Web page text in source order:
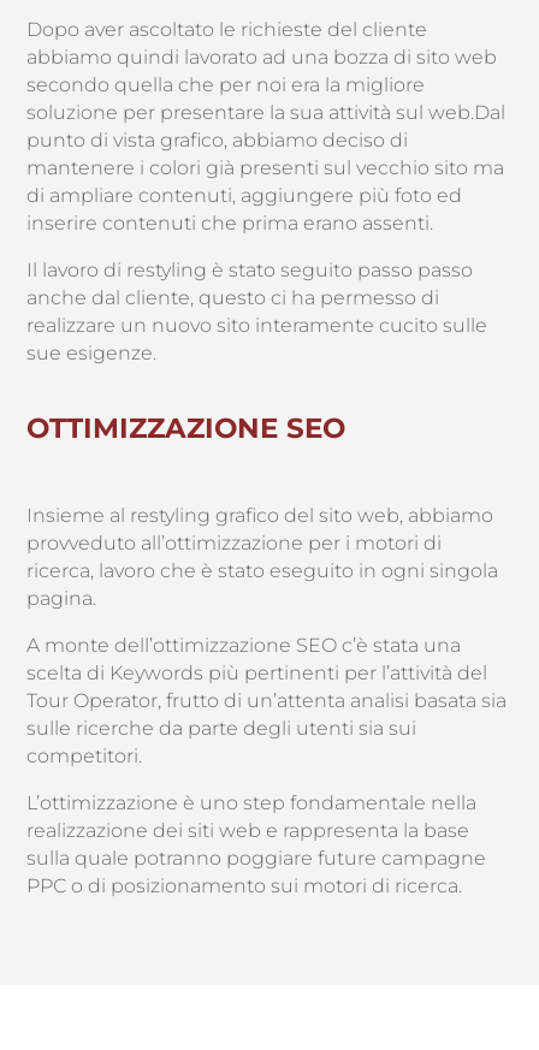
Dopo aver ascoltato le richieste del cliente
abbiamo quindi lavorato ad una bozza di sito web
secondo quella che per noi era la migliore
soluzione per presentare la sua attività sul web.Dal
punto di vista grafico, abbiamo deciso di
mantenere i colori già presenti sul vecchio sito ma
di ampliare contenuti, aggiungere più foto ed
inserire contenuti che prima erano assenti.
Il lavoro di restyling è stato seguito passo passo
anche dal cliente, questo ci ha permesso di
realizzare un nuovo sito interamente cucito sulle
sue esigenze.
OTTIMIZZAZIONE SEO
Insieme al restyling grafico del sito web, abbiamo
provveduto all’ottimizzazione per i motori di
ricerca, lavoro che è stato eseguito in ogni singola
pagina.
A monte dell’ottimizzazione SEO c’è stata una
scelta di Keywords più pertinenti per l’attività del
Tour Operator, frutto di un’attenta analisi basata sia
sulle ricerche da parte degli utenti sia sui
competitori.
L’ottimizzazione è uno step fondamentale nella
realizzazione dei siti web e rappresenta la base
sulla quale potranno poggiare future campagne
PPC o di posizionamento sui motori di ricerca.